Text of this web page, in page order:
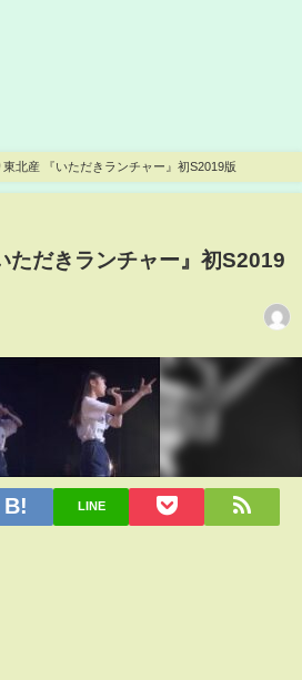
東北産 『いただきランチャー』初S2019版
ただきランチャー』初S2019
LINE